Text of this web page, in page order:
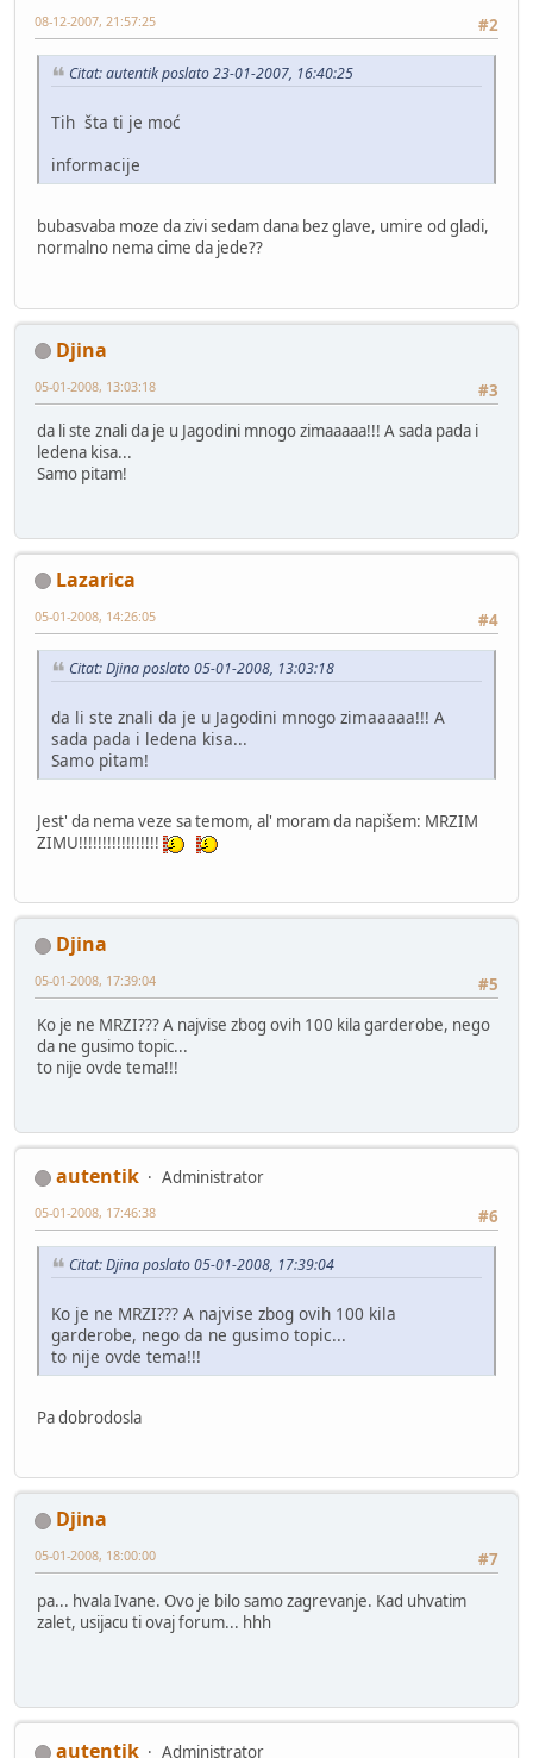
#2
08-12-2007, 21:57:25
Citat: autentik poslato 23-01-2007, 16:40:25
Tih šta ti je moć
informacije
bubasvaba moze da zivi sedam dana bez glave, umire od gladi,
normalno nema cime da jede??
Djina
#3
05-01-2008, 13:03:18
da li ste znali da je u Jagodini mnogo zimaaaaa!!! A sada pada i
ledena kisa...
Samo pitam!
Lazarica
#4
05-01-2008, 14:26:05
Citat: Djina poslato 05-01-2008, 13:03:18
da li ste znali da je u Jagodini mnogo zimaaaaa!!! A
sada pada i ledena kisa...
Samo pitam!
Jest' da nema veze sa temom, al' moram da napišem: MRZIM
ZIMU!!!!!!!!!!!!!!!!!
Djina
#5
05-01-2008, 17:39:04
Ko je ne MRZI??? A najvise zbog ovih 100 kila garderobe, nego
da ne gusimo topic...
to nije ovde tema!!!
autentik
Administrator
#6
05-01-2008, 17:46:38
Citat: Djina poslato 05-01-2008, 17:39:04
Ko je ne MRZI??? A najvise zbog ovih 100 kila
garderobe, nego da ne gusimo topic...
to nije ovde tema!!!
Pa dobrodosla
Djina
#7
05-01-2008, 18:00:00
pa... hvala Ivane. Ovo je bilo samo zagrevanje. Kad uhvatim
zalet, usijacu ti ovaj forum... hhh
autentik Administrator